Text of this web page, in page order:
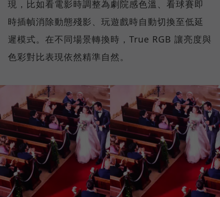
現，比如看電影時調整為劇院感色溫、看球賽即
時插幀消除動態殘影、玩遊戲時自動切換至低延
遲模式。在不同場景轉換時，True RGB 讓亮度與
色彩對比表現依然精準自然。